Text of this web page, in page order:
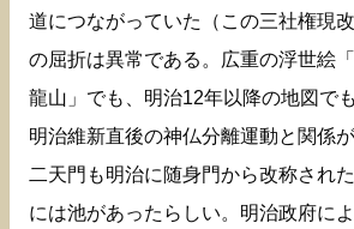
道につながっていた（この三社権現
の屈折は異常である。広重の浮世絵
龍山」でも、明治12年以降の地図で
明治維新直後の神仏分離運動と関係
二天門も明治に随身門から改称され
には池があったらしい。明治政府に